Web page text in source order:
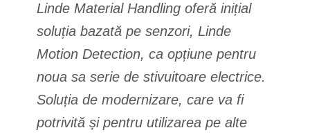
Linde Material Handling oferă inițial
soluția bazată pe senzori, Linde
Motion Detection, ca opțiune pentru
noua sa serie de stivuitoare electrice.
Soluția de modernizare, care va fi
potrivită și pentru utilizarea pe alte